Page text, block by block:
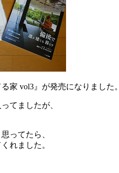
家 vol3』が発売になりました。
てましたが、
ってたら、
れました。